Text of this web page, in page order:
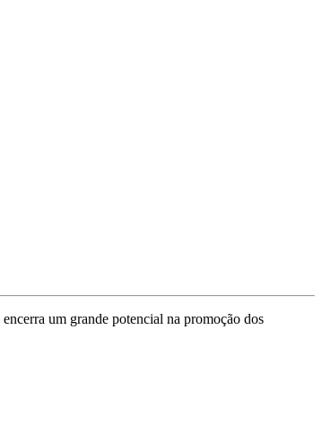
um grande potencial na promoção dos